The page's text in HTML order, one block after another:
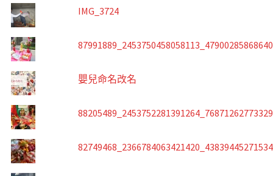
IMG_3724
嬰兒命名改名